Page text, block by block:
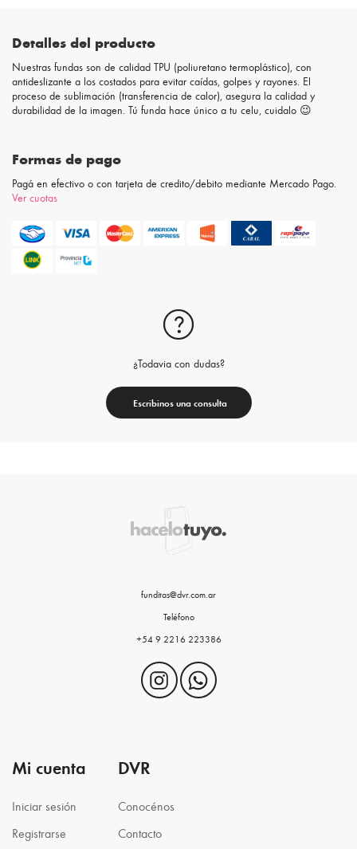
Detalles del producto
Nuestras fundas son de calidad TPU (poliuretano termoplástico), con
antideslizante a los costados para evitar caídas, golpes y rayones. El
proceso de sublimación (transferencia de calor), asegura la calidad y
durabilidad de la imagen. Tú funda hace único a tu celu, cuidalo 😉
Formas de pago
Pagá en efectivo o con tarjeta de credito/debito mediante Mercado Pago.
Ver cuotas
¿Todavia con dudas?
Escribinos una consulta
funditas@dvr.com.ar
Teléfono
+54 9 2216 223386
Mi cuenta
Iniciar sesión
Registrarse
DVR
Conocénos
Contacto